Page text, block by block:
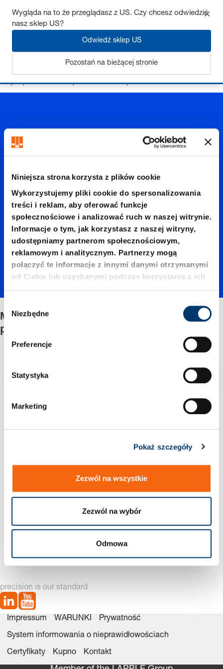
Niniejsza strona korzysta z plików cookie
Wykorzystujemy pliki cookie do spersonalizowania
treści i reklam, aby oferować funkcje
społecznościowe i analizować ruch w naszej witrynie.
Informacje o tym, jak korzystasz z naszej witryny,
udostępniamy partnerom społecznościowym,
reklamowym i analitycznym. Partnerzy mogą
połączyć te informacje z innymi danymi otrzymanymi
od Ciebie lub uzyskanymi podczas korzystania z ich
y
b
Niezbędne
Preferencje
Statystyka
Marketing
Pokaż szczegóły
Zezwól na wszystkie
Zezwól na wybór
Odmowa
Strona startowa
Małych pras na bazie korpusów tłocznika z prowadzeniami
Małych
pras na
bazie
korpusó
tłocznik
prowad
zeniami
Małych pras na bazie korpusów tłocznika z
prowadzeniami
Filtr/sortowanie
2 Znaleziono artykuł
201.14x. Mini prasa na
ręczny
2011.4x. Mini prasa na
prowadzeniami
precision is our standard
Impressum WARUNKI Prywatność
System informowania o nieprawidłowościach
Certyfikaty Kupno Kontakt
Wygląda na to że przeglądasz z US. Czy chcesz odwiedzić
nasz sklep US?
Odwiedź sklep US
Pozostań na bieżącej stronie